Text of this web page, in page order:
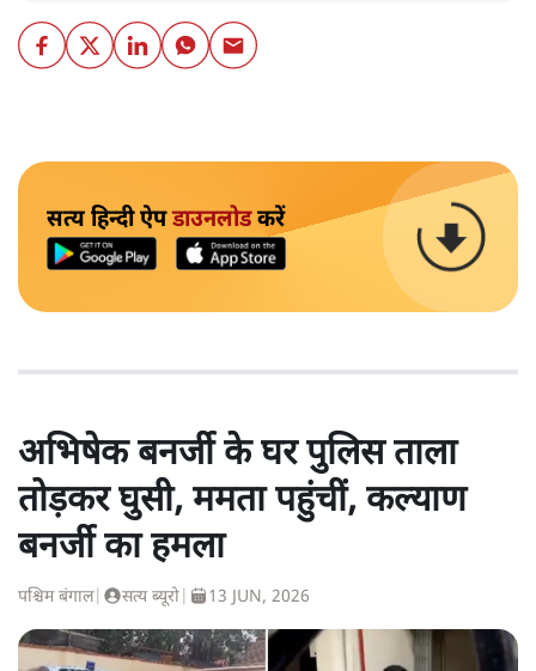
सत्य हिन्दी ऐपडाउनलोडकरें
अभिषेक बनर्जी के घर पुलिस ताला
तोड़कर घुसी, ममता पहुंचीं, कल्याण
बनर्जी का हमला
पश्चिम बंगाल| सत्य ब्यूरो 13 JUN, 2026